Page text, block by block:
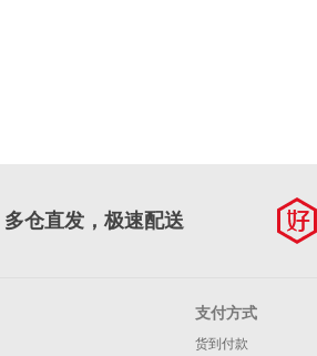
多仓直发，极速配送
支付方式
货到付款